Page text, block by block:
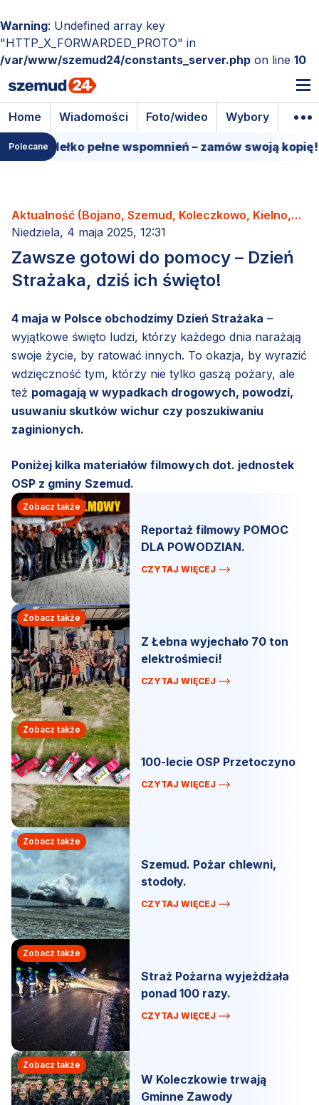
Warning: Undefined array key
"HTTP_X_FORWARDED_PROTO" in
/var/www/szemud24/constants_server.php on line 10
Home Wiadomości Foto/wideo Wybory
Polecane pełne wspomnień – zamów swoją kopię!
Aktualność (Bojano, Szemud, Koleczkowo, Kielno,
Łebno, Dobrzewino, Donimierz, Kamień, Będargowo,
Grabowiec, Częstkowo, Głazica, Jeleńska Huta,
Karczemki, Kieleńska Huta, Kowalewo, Leśno,
Łebieńska Huta, Przetoczyno, Rębiska, Szemudzka
Niedziela, 4 maja 2025, 12:31
Zawsze gotowi do pomocy – Dzień
Strażaka, dziś ich święto!
4 maja w Polsce obchodzimy Dzień Strażaka –
wyjątkowe święto ludzi, którzy każdego dnia narażają
swoje życie, by ratować innych. To okazja, by wyrazić
wdzięczność tym, którzy nie tylko gaszą pożary, ale
też pomagają w wypadkach drogowych, powodzi,
usuwaniu skutków wichur czy poszukiwaniu
zaginionych.
Poniżej kilka materiałów filmowych dot. jednostek
OSP z gminy Szemud.
Zobacz także
Reportaż filmowy POMOC
DLA POWODZIAN.
CZYTAJ WIĘCEJ
Zobacz także
Z Łebna wyjechało 70 ton
elektrośmieci!
CZYTAJ WIĘCEJ
Zobacz także
100-lecie OSP Przetoczyno
CZYTAJ WIĘCEJ
Zobacz także
Szemud. Pożar chlewni,
stodoły.
CZYTAJ WIĘCEJ
Zobacz także
Straż Pożarna wyjeżdżała
ponad 100 razy.
CZYTAJ WIĘCEJ
Zobacz także
W Koleczkowie trwają
Gminne Zawody